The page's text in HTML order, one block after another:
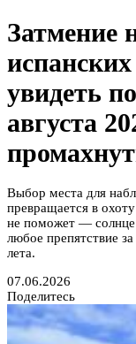
Затмение
увидеть
августа
Выбор места для
превращается в
не поможет — солнце
любое препятствие
лета.
07.06.2026
Поделитесь